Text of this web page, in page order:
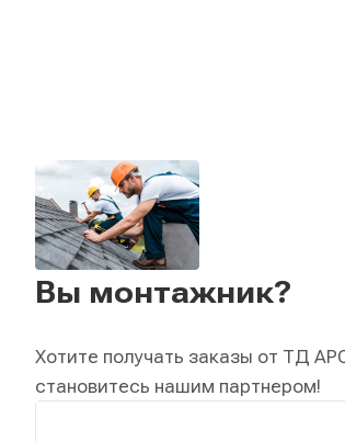
Вы монтажник?
Хотите получать заказы от ТД
становитесь нашим партнером!